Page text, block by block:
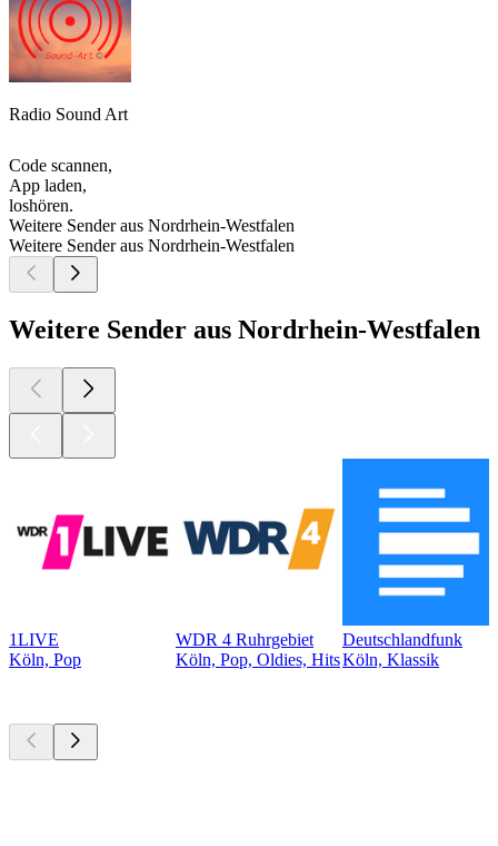
Radio Sound Art
Code scannen,
App laden,
loshören.
Weitere Sender aus Nordrhein-Westfalen
Weitere Sender aus Nordrhein-Westfalen
Weitere Sender aus Nordrhein-Westfalen
1LIVE
Köln, Pop
WDR 4 Ruhrgebiet
Köln, Pop, Oldies, Hits
Deutschlandfunk
Köln, Klassik